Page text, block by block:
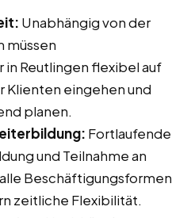
Unabhängig von der
müssen
Reutlingen flexibel auf
Klienten eingehen und
planen.
Fortlaufende
und Teilnahme an
Beschäftigungsformen
zeitliche Flexibilität.